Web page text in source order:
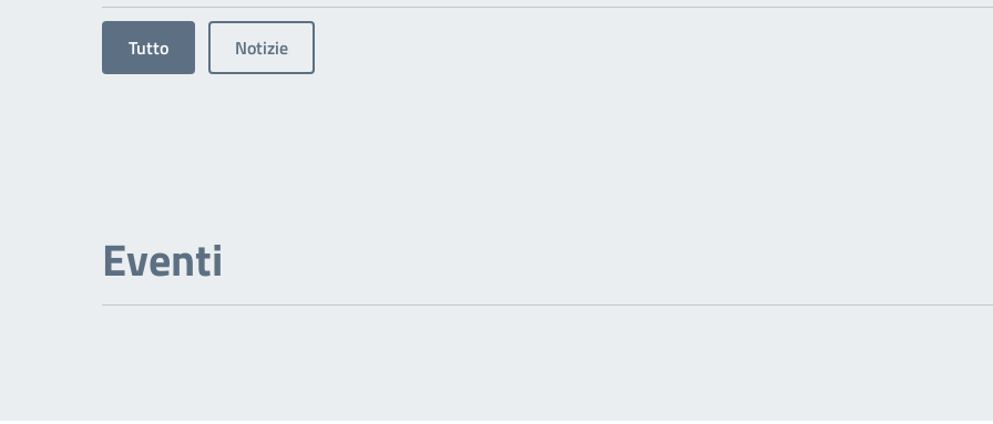
Tutto Notizie
Eventi